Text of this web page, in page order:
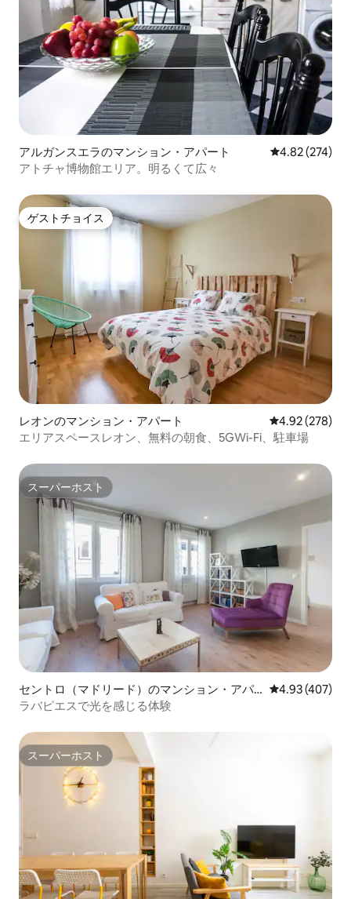
アルガンスエラのマンション・アパート レビュー274
4.82 (274)
アトチャ博物館エリア。明るくて広々
ゲストチョイス
ゲストチョイス
レオンのマンション・アパート レビュー278
4.92 (278)
エリアスペースレオン、無料の朝食、5GWi-Fi、駐車場
スーパーホスト
スーパーホスト
セントロ（マドリード）のマンション・アパ
ート
レビュー407
4.93 (407)
ラバピエスで光を感じる体験
スーパーホスト
スーパーホスト